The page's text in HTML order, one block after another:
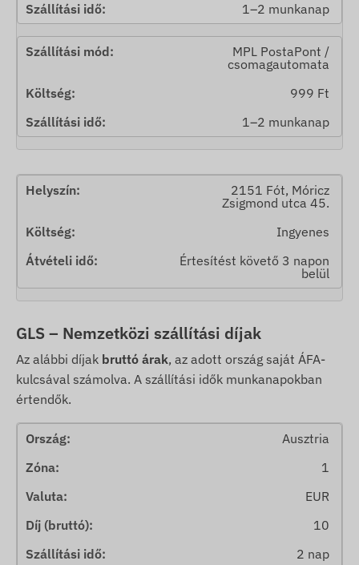
1–2 munkanap
MPL PostaPont /
csomagautomata
999 Ft
1–2 munkanap
2151 Fót, Móricz
Zsigmond utca 45.
Ingyenes
Értesítést követő 3 napon
belül
GLS – Nemzetközi szállítási díjak
Az alábbi díjak bruttó árak, az adott ország saját ÁFA-
kulcsával számolva. A szállítási idők munkanapokban
értendők.
Ausztria
1
EUR
10
2 nap